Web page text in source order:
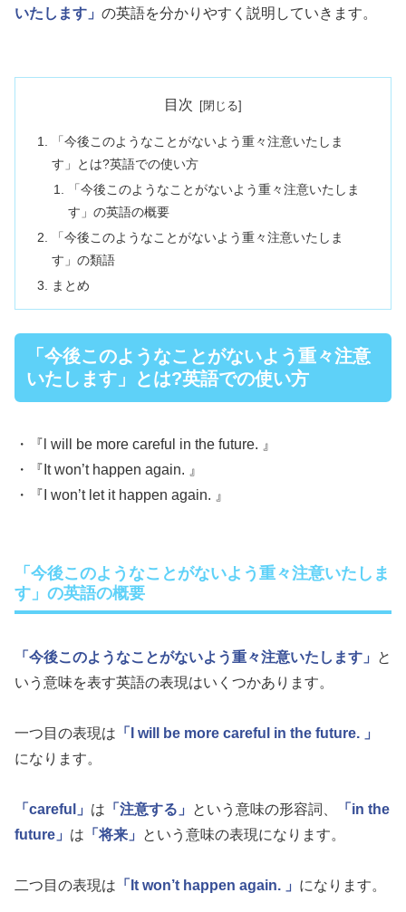
いたします」 の英語を分かりやすく説明していきます。
目次
「今後このようなことがないよう重々注意いたしま
す」とは?英語での使い方
「今後このようなことがないよう重々注意いたしま
す」の英語の概要
「今後このようなことがないよう重々注意いたしま
す」の類語
まとめ
「今後このようなことがないよう重々注意
いたします」とは?英語での使い方
・『l will be more careful in the future. 』
・『It won’t happen again. 』
・『I won’t let it happen again. 』
「今後このようなことがないよう重々注意いたしま
す」の英語の概要
「今後このようなことがないよう重々注意いたします」
と
いう意味を表す英語の表現はいくつかあります。
一つ目の表現は 「I will be more careful in the future. 」
になります。
「careful」 は 「注意する」 という意味の形容詞、
「in the
future」 は 「将来」 という意味の表現になります。
二つ目の表現は 「It won’t happen again. 」 になります。